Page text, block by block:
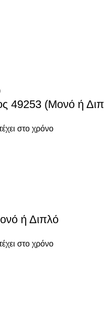
49253 (Μονό ή
στο χρόνο
ή Διπλό
στο χρόνο